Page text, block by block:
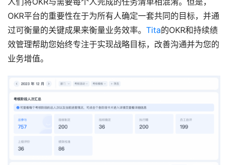
OKR平台的重要性在于为所有人确定一套共同的目标，并通
过可衡量的关键成果来衡量业务效率。 Tita的OKR和持续绩
效管理帮助您始终专注于实现战略目标，改善沟通并为您的
业务增值。